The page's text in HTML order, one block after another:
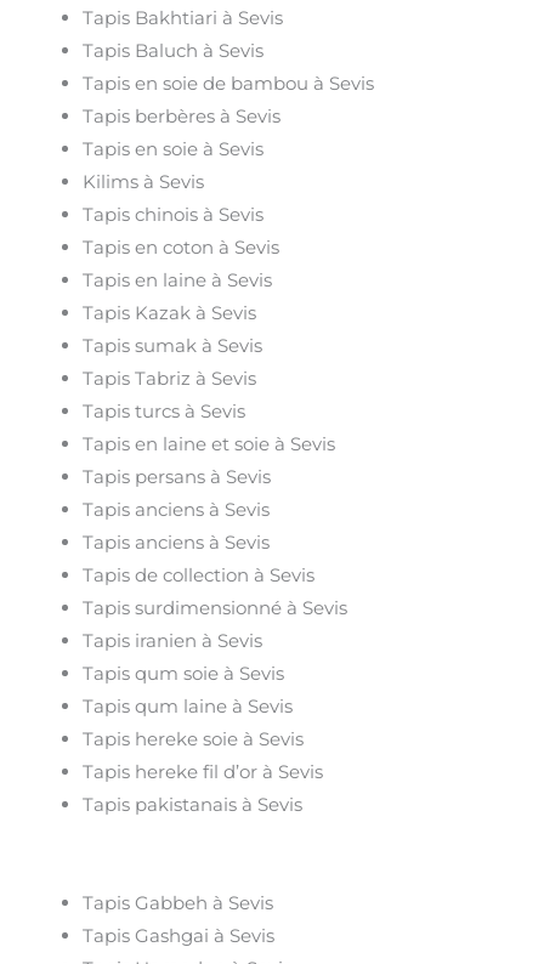
Tapis Bakhtiari à Sevis
Tapis Baluch à Sevis
Tapis en soie de bambou à Sevis
Tapis berbères à Sevis
Tapis en soie à Sevis
Kilims à Sevis
Tapis chinois à Sevis
Tapis en coton à Sevis
Tapis en laine à Sevis
Tapis Kazak à Sevis
Tapis sumak à Sevis
Tapis Tabriz à Sevis
Tapis turcs à Sevis
Tapis en laine et soie à Sevis
Tapis persans à Sevis
Tapis anciens à Sevis
Tapis anciens à Sevis
Tapis de collection à Sevis
Tapis surdimensionné à Sevis
Tapis iranien à Sevis
Tapis qum soie à Sevis
Tapis qum laine à Sevis
Tapis hereke soie à Sevis
Tapis hereke fil d’or à Sevis
Tapis pakistanais à Sevis
Tapis Gabbeh à Sevis
Tapis Gashgai à Sevis